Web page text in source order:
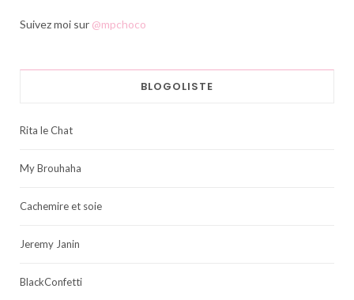
Suivez moi sur @mpchoco
BLOGOLISTE
Rita le Chat
My Brouhaha
Cachemire et soie
Jeremy Janin
BlackConfetti